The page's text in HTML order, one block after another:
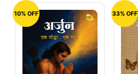
10% OFF 33% OFF